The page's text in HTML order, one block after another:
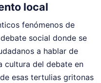
local
fenómenos de
social donde se
a hablar de
cultura del debate en
esas tertulias gritonas